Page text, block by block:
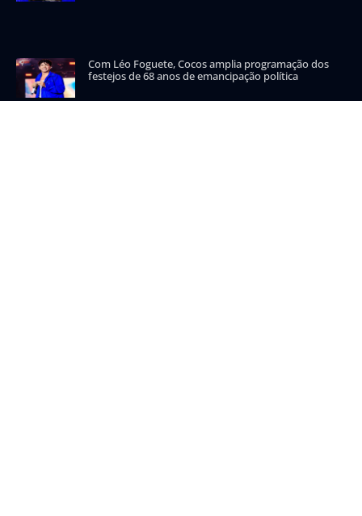
Com Léo Foguete, Cocos amplia programação dos
festejos de 68 anos de emancipação política